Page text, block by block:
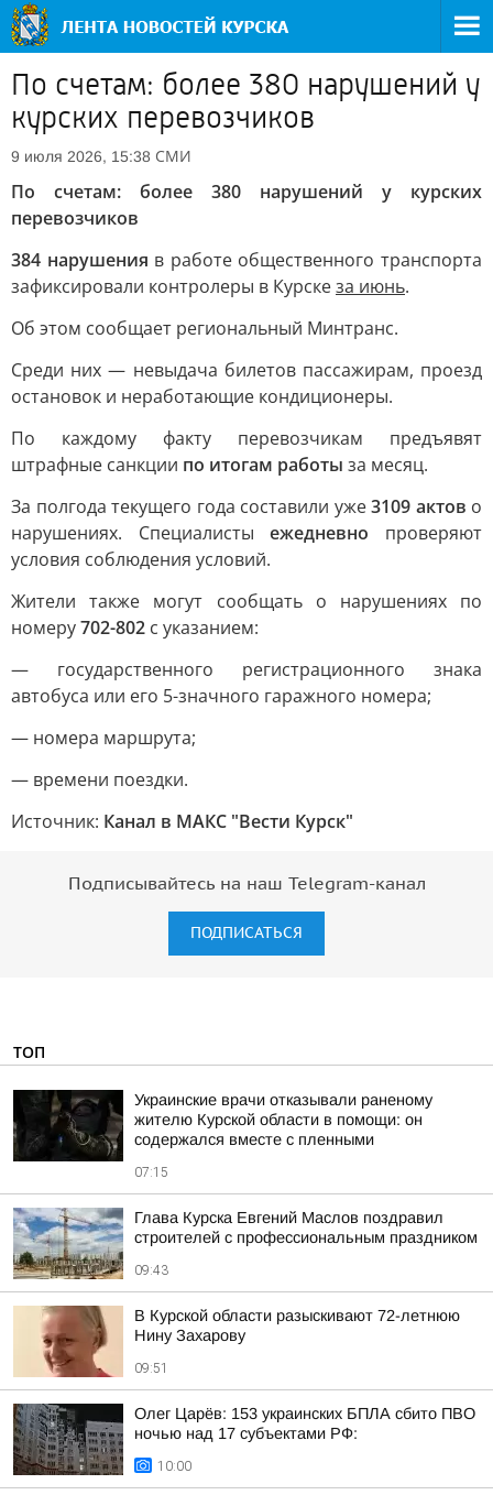
По счетам: более 380 нарушений у
курских перевозчиков
9 июля 2026, 15:38 СМИ
По счетам: более 380 нарушений у курских
перевозчиков
384 нарушения в работе общественного транспорта
зафиксировали контролеры в Курскеза июнь.
Об этом сообщает региональный Минтранс.
Среди них — невыдача билетов пассажирам, проезд
остановок и неработающие кондиционеры.
По каждому факту перевозчикам предъявят
штрафные санкции по итогам работы за месяц.
За полгода текущего года составили уже3109 актов о
нарушениях. Специалистыежедневно проверяют
условия соблюдения условий.
Жители также могут сообщать о нарушениях по
номеру702-802 с указанием:
— государственного регистрационного знака
автобуса или его 5-значного гаражного номера;
— номера маршрута;
— времени поездки.
Источник: Канал в МАКС "Вести Курск"
Подписывайтесь на наш Telegram-канал
ПОДПИСАТЬСЯ
ТОП
Украинские врачи отказывали раненому
жителю Курской области в помощи: он
содержался вместе с пленными
07:15
Глава Курска Евгений Маслов поздравил
строителей с профессиональным праздником
09:43
В Курской области разыскивают 72-летнюю
Нину Захарову
09:51
Олег Царёв: 153 украинских БПЛА сбито ПВО
ночью над 17 субъектами РФ:
10:00